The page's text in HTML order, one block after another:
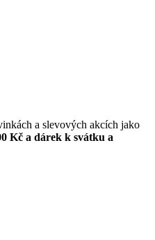
a slevových akcích jako
Kč a dárek k svátku a